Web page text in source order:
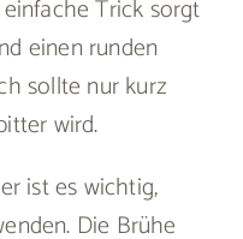
Trick sorgt
einen runden
sollte nur kurz
wird.
ist es wichtig,
Die Brühe